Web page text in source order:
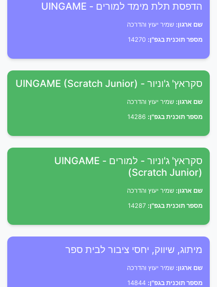
הדפסת תלת מימד למורים - UINGAME
שם ארגון: שמיר יעוץ והדרכה
מספר תוכנית בגפ"ן:
סקראץ' ג'וניור - UINGAME (Scratch Junior)
שם ארגון: שמיר יעוץ והדרכה
מספר תוכנית בגפ"ן:
סקראץ' ג'וניור - למורים - UINGAME
(Scratch Junior)
שם ארגון: שמיר יעוץ והדרכה
מספר תוכנית בגפ"ן:
מיתוג, שיווק, יחסי ציבור לבית ספר
שם ארגון: שמיר יעוץ והדרכה
מספר תוכנית בגפ"ן: